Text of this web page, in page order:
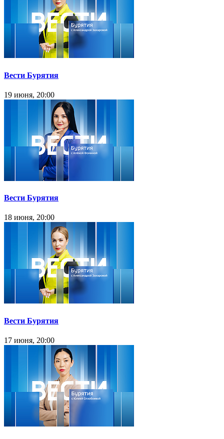
Вести Бурятия
19 июня, 20:00
Вести Бурятия
18 июня, 20:00
Вести Бурятия
17 июня, 20:00